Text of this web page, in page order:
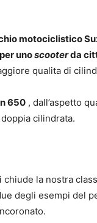
motociclistico
unoscooterda
qualita di
650 , dall’aspetto
cilindrata.
la nostra
degli esempi del